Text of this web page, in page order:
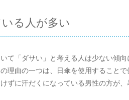
る人が多い
て「ダサい」と考える人は少ない傾
理由の一つは、日傘を使用すること
ずに汗だくになっている男性の方が